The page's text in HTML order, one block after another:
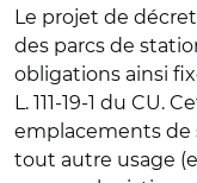
Le projet de
des parcs de
obligations ainsi
L. 111-19-1 du CU.
emplacements de
tout autre usage